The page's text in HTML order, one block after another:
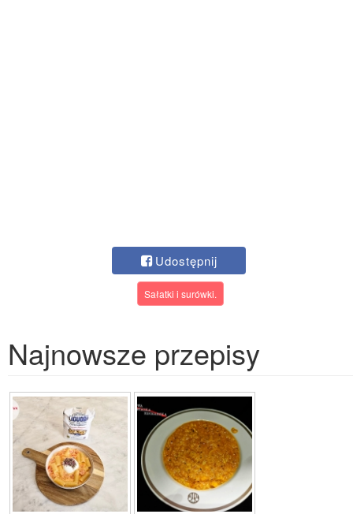
Udostępnij
Sałatki i surówki.
Najnowsze przepisy